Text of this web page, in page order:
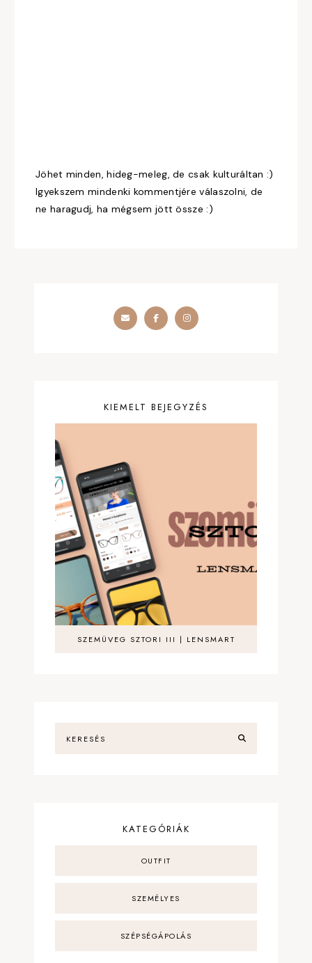
Jöhet minden, hideg-meleg, de csak kulturáltan :)
Igyekszem mindenki kommentjére válaszolni, de
ne haragudj, ha mégsem jött össze :)
KIEMELT BEJEGYZÉS
SZEMÜVEG SZTORI III | LENSMART
KATEGÓRIÁK
OUTFIT
SZEMÉLYES
SZÉPSÉGÁPOLÁS